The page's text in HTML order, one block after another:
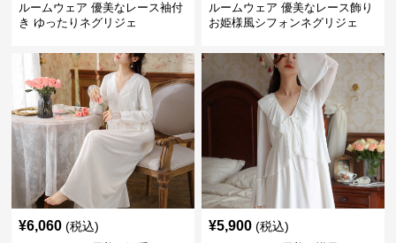
ルームウェア 優美なレース袖付
き ゆったりネグリジェ
ルームウェア 優美なレース飾り
お姫様風シフォンネグリジェ
¥6,060 (税込) ¥5,900 (税込)